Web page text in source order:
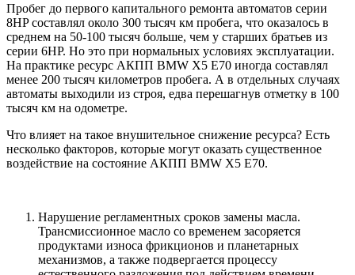
Пробег до первого капитального ремонта автоматов серии
8HP составлял около 300 тысяч км пробега, что оказалось в
среднем на 50-100 тысяч больше, чем у старших братьев из
серии 6HP. Но это при нормальных условиях эксплуатации.
На практике ресурс АКПП BMW Х5 Е70 иногда составлял
менее 200 тысяч километров пробега. А в отдельных случаях
автоматы выходили из строя, едва перешагнув отметку в 100
тысяч км на одометре.
Что влияет на такое внушительное снижение ресурса? Есть
несколько факторов, которые могут оказать существенное
воздействие на состояние АКПП BMW Х5 Е70.
Нарушение регламентных сроков замены масла.
Трансмиссионное масло со временем засоряется
продуктами износа фрикционов и планетарных
механизмов, а также подвергается процессу